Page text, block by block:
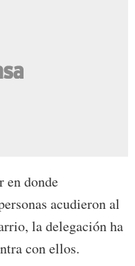
en donde
acudieron al
la delegación ha
con ellos.